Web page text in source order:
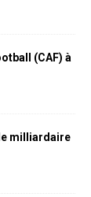
(CAF) à
milliardaire